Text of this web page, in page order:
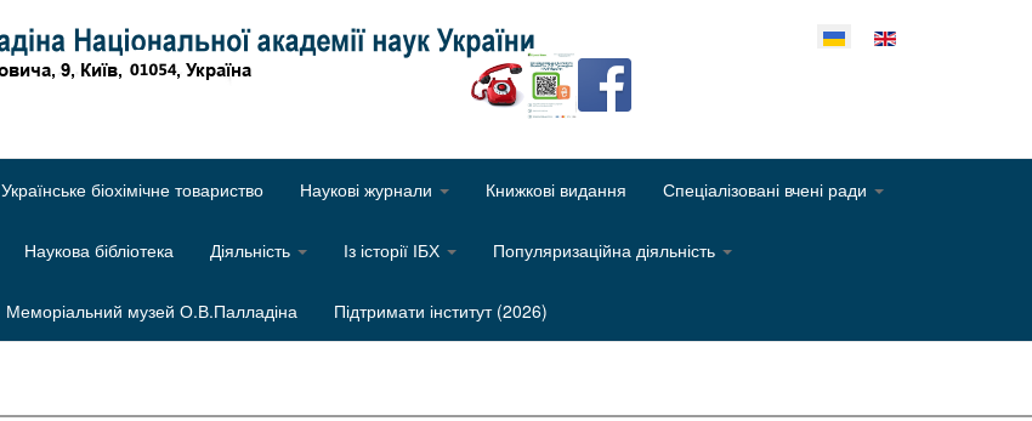
Оберіть свою мову
Українське біохімічне товариство Наукові журнали Книжкові видання Спеціалізовані вчені ради
Наукова бібліотека Діяльність Із історії ІБХ Популяризаційна діяльність
Меморіальний музей О.В.Палладіна Підтримати інститут (2026)